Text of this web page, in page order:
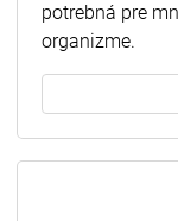
potrebná pre
organizme.